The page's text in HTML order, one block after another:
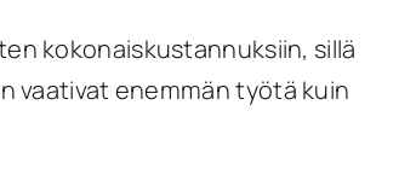
kokonaiskustannuksiin, sillä
vaativat enemmän työtä kuin